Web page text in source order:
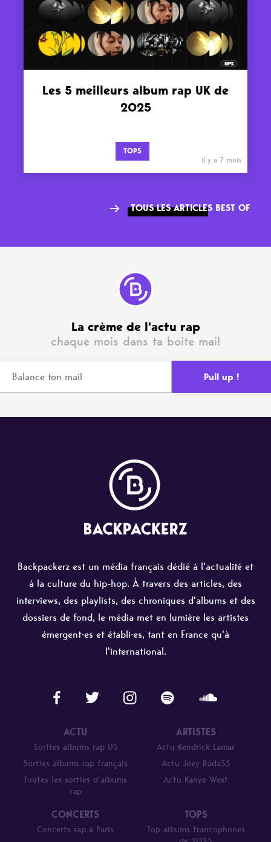
Les 5 meilleurs album rap UK de
2025
TOPS
il y a 7 mois
TOUS LES ARTICLES BEST OF
La crème de l'actu rap
chaque mois dans ta boite mail
Backpackerz est un média français dédié à l'actualité et
à la culture du hip-hop. À travers des articles, des
interviews, des playlists, des chroniques d'albums et des
dossiers de fond, le média met en lumière les artistes
émergent·es et établi·es, tant en France qu'à
l'international.
ACTU
Sorties albums rap US
Sorties albums rap français
Toutes les sorties d’albums
rap
ARTISTES
Actu Kendrick Lamar
Actu Joey Bada$$
Actu Kanye West
CONCERTS
Concerts rap à Paris
TOPS
Top albums francophones